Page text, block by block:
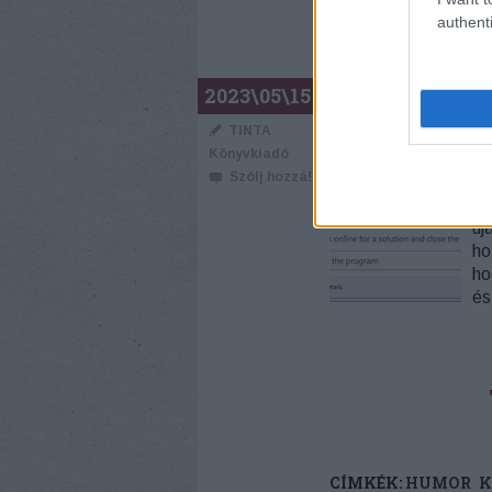
2023\05\15
TINTA
Könyvkiadó
Szólj hozzá!
EMBER
CÍMKÉK: HUMOR